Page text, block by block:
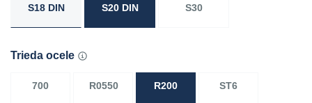
S18 DIN S20 DIN S30
Trieda ocele
700 R0550 R200 ST6